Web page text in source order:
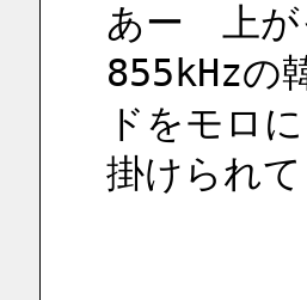
あー　上
855kHzの
ドをモロ
掛けられ